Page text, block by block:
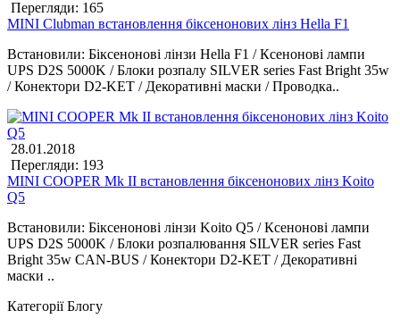
Перегляди: 165
MINI Clubman встановлення біксенонових лінз Hella F1
Встановили: Біксенонові лінзи Hella F1 / Ксенонові лампи
UPS D2S 5000K / Блоки розпалу SILVER series Fast Bright 35w
/ Конектори D2-KET / Декоративні маски / Проводка..
28.01.2018
Перегляди: 193
MINI COOPER Mk II встановлення біксенонових лінз Koito
Q5
Встановили: Біксенонові лінзи Koito Q5 / Ксенонові лампи
UPS D2S 5000K / Блоки розпалювання SILVER series Fast
Bright 35w CAN-BUS / Конектори D2-KET / Декоративні
маски ..
Категорії Блогу